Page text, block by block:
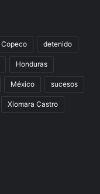
Copeco detenido
Honduras
México sucesos
Xiomara Castro